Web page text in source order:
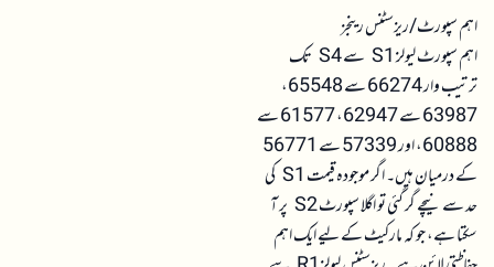
اہم سپورٹ/ریزسٹنس رینجز
اہم سپورٹ لیولز S1 سے S4 تک
ترتیب وار 66274 سے 65548،
63987 سے 62947، 61577 سے
60888، اور 57339 سے 56771
کے درمیان ہیں۔ اگر موجودہ قیمت S1 کی
حد سے نیچے گر گئی تو اگلا سپورٹ S2 پر آ
سکتا ہے، جو کہ مارکیٹ کے لیے ایک اہم